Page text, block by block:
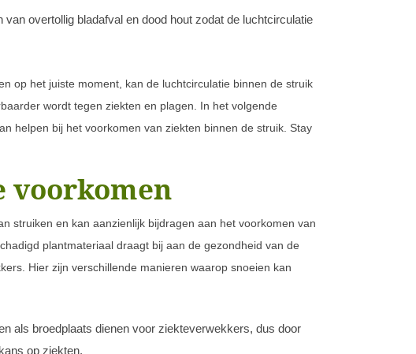
overtollig bladafval en dood hout zodat de luchtcirculatie
op het juiste moment, kan de luchtcirculatie binnen de struik
wordt tegen ziekten en plagen. In het volgende
helpen bij het voorkomen van ziekten binnen de struik. Stay
voorkomen
struiken en kan aanzienlijk bijdragen aan het voorkomen van
plantmateriaal draagt bij aan de gezondheid van de
Hier zijn verschillende manieren waarop snoeien kan
als broedplaats dienen voor ziekteverwekkers, dus door
op ziekten.